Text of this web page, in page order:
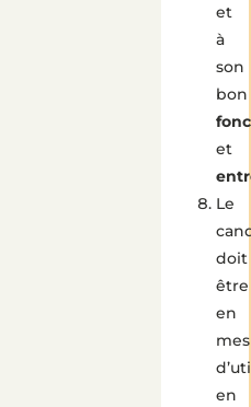
et
à
son
bon
et
Le
doit
être
en
en